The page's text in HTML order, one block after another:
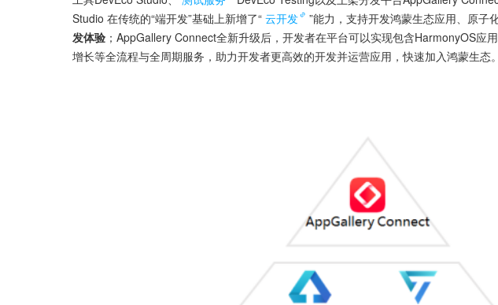
Studio 在传统的“端开发”基础上新增了“ 云开发 ”能力，支持开发鸿蒙生态应用、原子
发体验 ；AppGallery Connect全新升级后，开发者在平台可以实现包含HarmonyOS应
增长等全流程与全周期服务，助力开发者更高效的开发并运营应用，快速加入鸿蒙生态。